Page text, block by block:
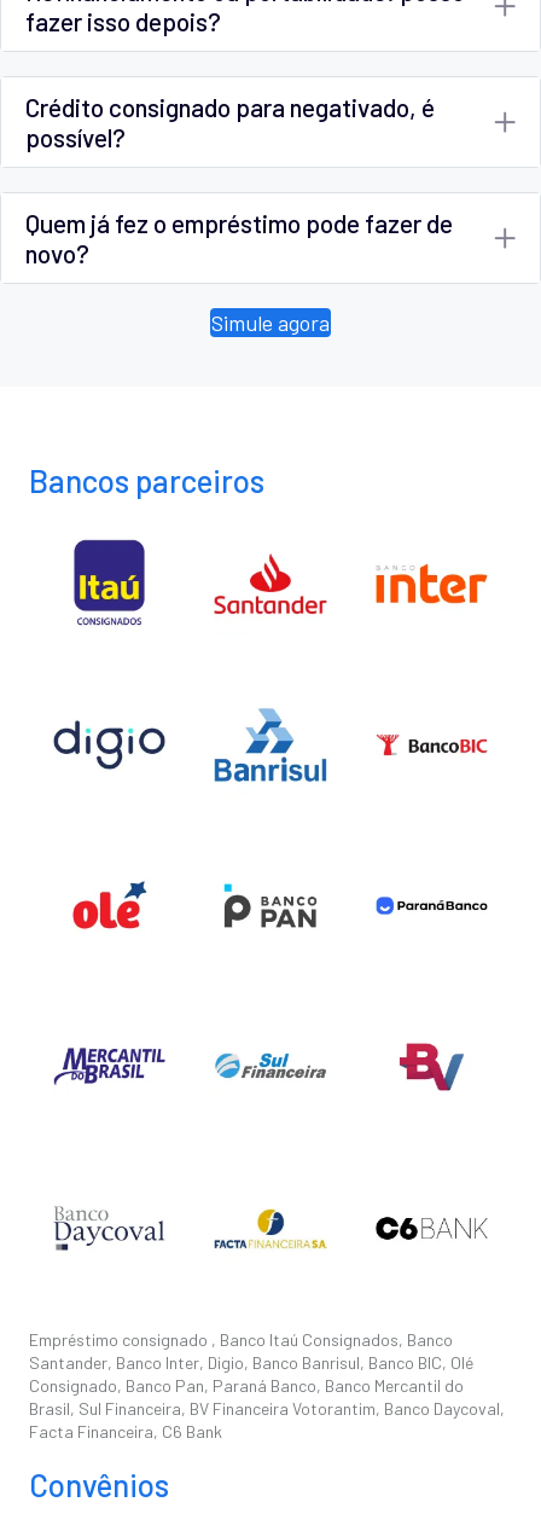
fazer isso depois?
Crédito consignado para negativado, é
possível?
Quem já fez o empréstimo pode fazer de
novo?
Simule agora
Bancos parceiros
Empréstimo consignado , Banco Itaú Consignados, Banco
Santander, Banco Inter, Digio, Banco Banrisul, Banco BIC, Olé
Consignado, Banco Pan, Paraná Banco, Banco Mercantil do
Brasil, Sul Financeira, BV Financeira Votorantim, Banco Daycoval,
Facta Financeira, C6 Bank
Convênios